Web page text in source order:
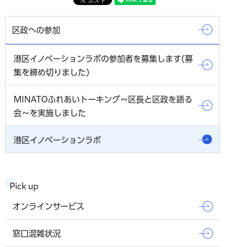
区政への参加
港区イノベーションラボの参加者を募集します(募
集を締め切りました)
MINATOふれあいトーキング～区長と区政を語る
会～を実施しました
港区イノベーションラボ
Pick up
オンラインサービス
窓口混雑状況